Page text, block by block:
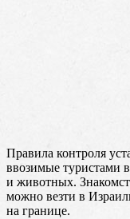
Правила контроля
ввозимые туристами
и животных.
можно везти в
на границе.